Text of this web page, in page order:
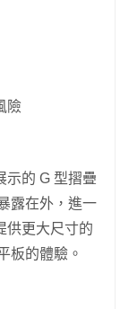
險
示的 G 型摺疊
露在外，進一
供更大尺寸的
板的體驗。